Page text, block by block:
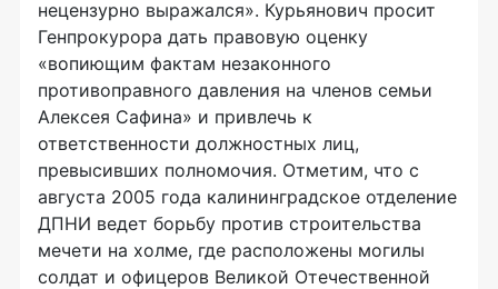
нецензурно выражался». Курьянович просит
Генпрокурора дать правовую оценку
«вопиющим фактам незаконного
противоправного давления на членов семьи
Алексея Сафина» и привлечь к
ответственности должностных лиц,
превысивших полномочия. Отметим, что с
августа 2005 года калининградское отделение
ДПНИ ведет борьбу против строительства
мечети на холме, где расположены могилы
солдат и офицеров Великой Отечественной